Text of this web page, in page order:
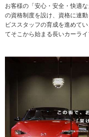
お客様の「安心・安全・快適
の資格制度を設け、資格に連
ビススタッフの育成を進めて
てそこから始まる長いカーライ